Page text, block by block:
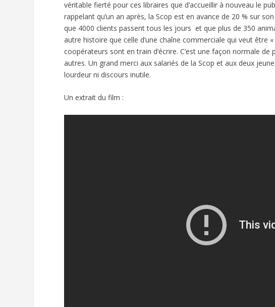
véritable fierté pour ces libraires que d’accueillir à nouveau le
rappelant qu’un an après, la Scop est en avance de 20 % sur
que 4000 clients passent tous les jours et que plus de 350
autre histoire que celle d’une chaîne commerciale qui veut être
coopérateurs sont en train d’écrire. C’est une façon normale de
autres. Un grand merci aux salariés de la Scop et aux deux
lourdeur ni discours inutile.
Un extrait du film :